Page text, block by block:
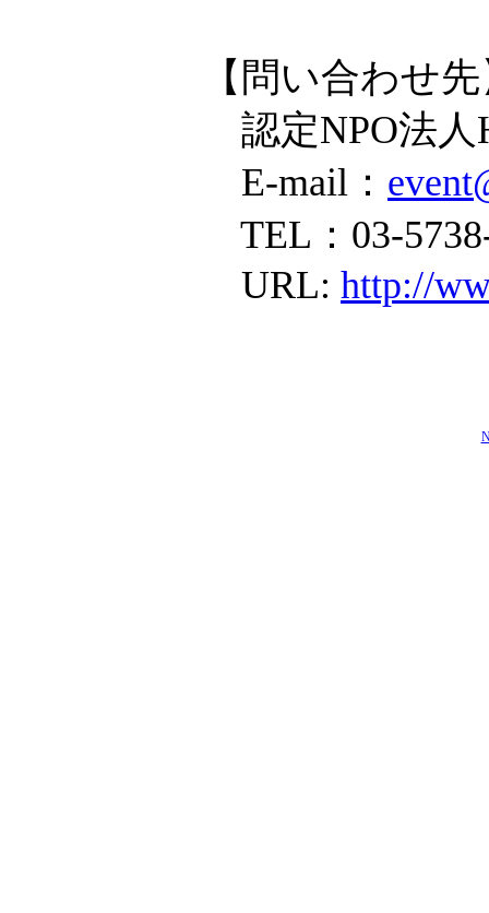
【問い合わせ
認定NPO法人
E-mail：
TEL：03-
URL: http://